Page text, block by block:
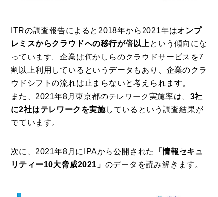
ITRの調査報告によると2018年から2021年はオンプ
レミスからクラウドへの移行が倍以上という傾向にな
っています。企業は何かしらのクラウドサービスを7
割以上利用しているというデータもあり、企業のクラ
ウドシフトの流れは止まらないと考えられます。
また、2021年8月東京都のテレワーク実施率は、 3社
に2社はテレワークを実施しているという調査結果が
でています。
次に、2021年8月にIPAから公開された
「情報セキュ
リティー10大脅威2021」 のデータを読み解きます。